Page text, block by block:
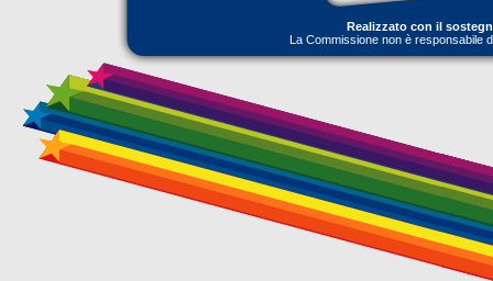
Realizzato con il
La Commissione non è responsabile